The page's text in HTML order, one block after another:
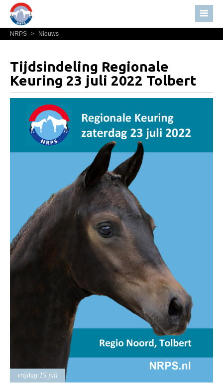
Home
Over NRPS
Bestuur NRPS
Lidmaatschap NRPS
Informatie
Lid worden
Statuten en reglementen
Privacyverklaring
Paardenpaspoort aanvragen
Import registratie
I&R Registratie
Informatie overschrijven paspoort
Formulier overschrijven op naam
Animal Health Regulation
Gids voor Goede Praktijken
Marktplaats
Tarievenlijst
NRPS > Nieuws
Tijdsindeling Regionale
Keuring 23 juli 2022 Tolbert
vrijdag 15 juli